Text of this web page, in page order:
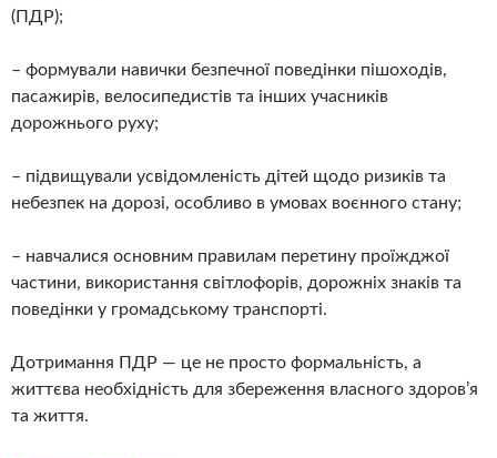
(ПДР);
– формували навички безпечної поведінки пішоходів,
пасажирів, велосипедистів та інших учасників
дорожнього руху;
– підвищували усвідомленість дітей щодо ризиків та
небезпек на дорозі, особливо в умовах воєнного стану;
– навчалися основним правилам перетину проїжджої
частини, використання світлофорів, дорожніх знаків та
поведінки у громадському транспорті.
Дотримання ПДР — це не просто формальність, а
життєва необхідність для збереження власного здоров’я
та життя.